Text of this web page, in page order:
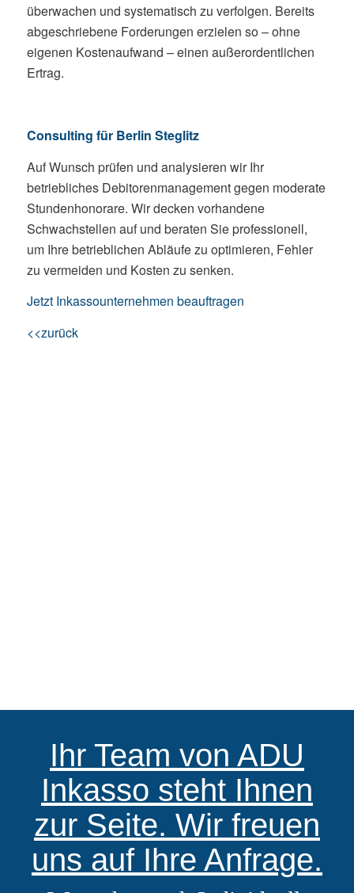
überwachen und systematisch zu verfolgen. Bereits
abgeschriebene Forderungen erzielen so – ohne
eigenen Kostenaufwand – einen außerordentlichen
Ertrag.
Consulting für Berlin Steglitz
Auf Wunsch prüfen und analysieren wir Ihr
betriebliches Debitorenmanagement gegen moderate
Stundenhonorare. Wir decken vorhandene
Schwachstellen auf und beraten Sie professionell,
um Ihre betrieblichen Abläufe zu optimieren, Fehler
zu vermeiden und Kosten zu senken.
Jetzt Inkassounternehmen beauftragen
<<zurück
Ihr Team von ADU
Inkasso steht Ihnen
zur Seite. Wir freuen
uns auf Ihre Anfrage.